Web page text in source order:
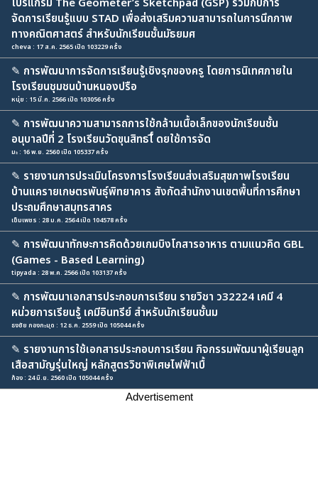
โปรแกรม The Geometer’s Sketchpad (GSP) ร่วมกับการ
จัดการเรียนรู้แบบ STAD เพื่อส่งเสริมความสามารถในการนึกภาพ
ทางคณิตศาสตร์ สำหรับนักเรียนชั้นมัธยมศ
cheva : 17 ส.ค. 2565 เปิด 103229 ครั้ง
✎ การพัฒนาการจัดการเรียนรู้เชิงรุกของครู โดยการนิเทศภายใน
โรงเรียนชุมชนบ้านหนองปรือ
หนุ่ย : 15 มี.ค. 2566 เปิด 103056 ครั้ง
✎ การพัฒนาความสามารถการใช้กล้ามเนื้อเล็กของนักเรียนชั้น
อนุบาลปีที่ 2 โรงเรียนวัดขุนสิทธโิ์ ดยใช้การจัด
มะ : 16 พ.ย. 2560 เปิด 105337 ครั้ง
✎ รายงานการประเมินโครงการโรงเรียนส่งเสริมสุขภาพโรงเรียน
บ้านแครายเกษตรพันธุ์พิทยาคาร สังกัดสำนักงานเขตพื้นที่การศึกษา
ประถมศึกษาสมุทรสาคร
เข็มเพชร : 28 ม.ค. 2564 เปิด 104578 ครั้ง
✎ การพัฒนาทักษะการคิดด้วยเกมบิงโกสารอาหาร ตามแนวคิด GBL
(Games - Based Learning)
tipyada : 28 พ.ค. 2566 เปิด 103137 ครั้ง
✎ การพัฒนาเอกสารประกอบการเรียน รายวิชา ว32224 เคมี 4
หน่วยการเรียนรู้ เคมีอินทรีย์ สำหรับนักเรียนชั้นม
ธงชัย กองกะมุด : 12 ธ.ค. 2559 เปิด 105044 ครั้ง
✎ รายงานการใช้เอกสารประกอบการเรียน กิจกรรมพัฒนาผู้เรียนลูก
เสือสามัญรุ่นใหญ่ หลักสูตรวิชาพิเศษไฟฟ้าเบื้
ก้อง : 24 มิ.ย. 2560 เปิด 105044 ครั้ง
Advertisement